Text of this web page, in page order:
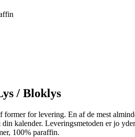
/ Bloklys
for levering. En af de mest
kalender. Leveringsmetoden er jo
100% paraffin.